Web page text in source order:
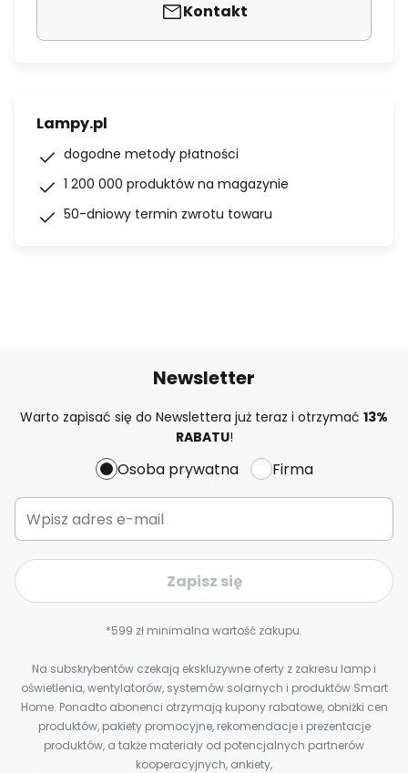
Kontakt
Lampy.pl
dogodne metody płatności
1 200 000 produktów na magazynie
50-dniowy termin zwrotu towaru
Newsletter
Warto zapisać się do Newslettera już teraz i otrzymać 13%
RABATU!
Osoba prywatna Firma
Zapisz się
*599 zł minimalna wartość zakupu.
Na subskrybentów czekają ekskluzywne oferty z zakresu lamp i
oświetlenia, wentylatorów, systemów solarnych i produktów Smart
Home. Ponadto abonenci otrzymają kupony rabatowe, obniżki cen
produktów, pakiety promocyjne, rekomendacje i prezentacje
produktów, a także materiały od potencjalnych partnerów
kooperacyjnych, ankiety,